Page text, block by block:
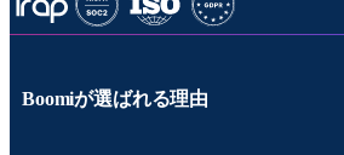
Boomiが選ばれる理由